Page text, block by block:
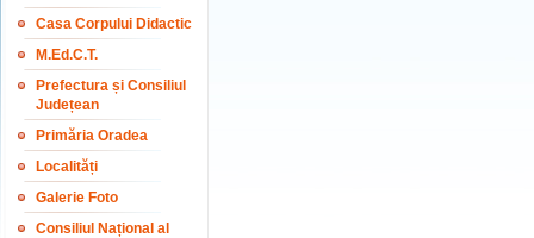
Casa Corpului Didactic
M.Ed.C.T.
Prefectura și Consiliul
Județean
Primăria Oradea
Localități
Galerie Foto
Consiliul Național al